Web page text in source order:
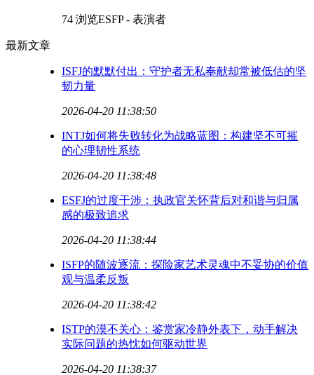
74 浏览ESFP - 表演者
最新文章
ISFJ的默默付出：守护者无私奉献却常被低估的坚
韧力量
2026-04-20 11:38:50
INTJ如何将失败转化为战略蓝图：构建坚不可摧
的心理韧性系统
2026-04-20 11:38:48
ESFJ的过度干涉：执政官关怀背后对和谐与归属
感的极致追求
2026-04-20 11:38:44
ISFP的随波逐流：探险家艺术灵魂中不妥协的价值
观与温柔反叛
2026-04-20 11:38:42
ISTP的漠不关心：鉴赏家冷静外表下，动手解决
实际问题的热忱如何驱动世界
2026-04-20 11:38:37